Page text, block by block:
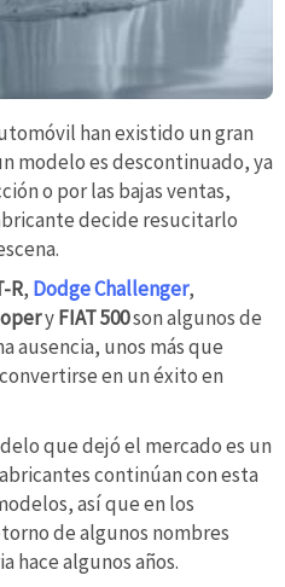
han existido un gran
modelo es descontinuado, ya
o por las bajas ventas,
decide resucitarlo
R, Dodge Challenger,
yFIAT 500son algunos de
ausencia, unos más que
en un éxito en
que dejó el mercado es un
continúan con esta
así que en los
de algunos nombres
hace algunos años.